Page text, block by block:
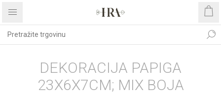
DEKORACIJA PAPIGA
23X6X7CM; MIX BOJA